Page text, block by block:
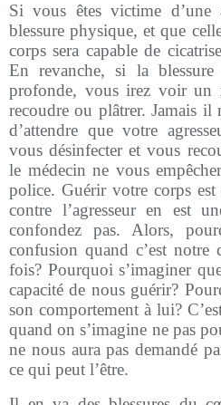
Si vous êtes victime d’une
blessure physique, et que
corps sera capable de
En revanche, si la
profonde, vous irez voir un
recoudre ou plâtrer. Jamais il
d’attendre que votre
vous désinfecter et vous
le médecin ne vous
police. Guérir votre corps
contre l’agresseur en est
confondez pas. Alors,
confusion quand c’est notre
fois? Pourquoi s’imaginer
capacité de nous guérir?
son comportement à lui?
quand on s’imagine ne pas
ne nous aura pas demandé
ce qui peut l’être.